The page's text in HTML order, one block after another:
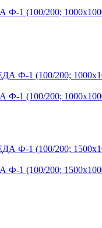
1 (100/200;
1 (100/200;
1 (100/200;